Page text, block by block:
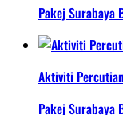
Pakej Surabaya
Aktiviti
Pakej Surabaya